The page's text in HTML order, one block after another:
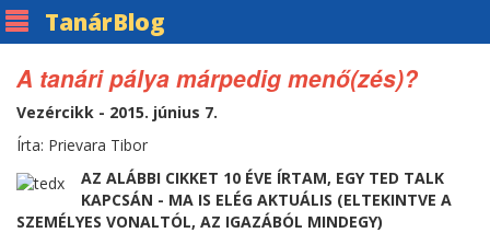
TanárBlog
A tanári pálya márpedig menő(zés)?
Vezércikk - 2015. június 7.
Írta: Prievara Tibor
AZ ALÁBBI CIKKET 10 ÉVE ÍRTAM, EGY TED TALK
KAPCSÁN - MA IS ELÉG AKTUÁLIS (ELTEKINTVE A
SZEMÉLYES VONALTÓL, AZ IGAZÁBÓL MINDEGY)